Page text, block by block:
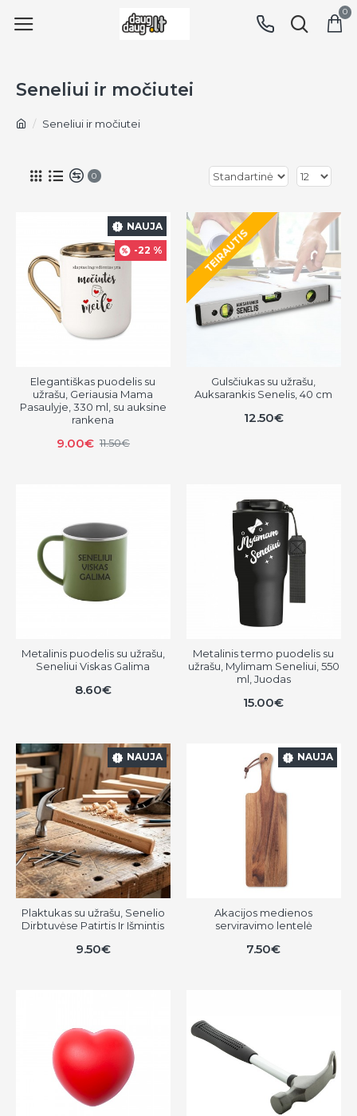
0
Seneliui ir močiutei
Seneliui ir močiutei
0
NAUJA
-22 %
Elegantiškas puodelis su
užrašu, Geriausia Mama
Pasaulyje, 330 ml, su auksine
rankena
9.00€ 11.50€
TEIRAUTIS
Gulsčiukas su užrašu,
Auksarankis Senelis, 40 cm
12.50€
Metalinis puodelis su užrašu,
Seneliui Viskas Galima
8.60€
Metalinis termo puodelis su
užrašu, Mylimam Seneliui, 550
ml, Juodas
15.00€
NAUJA
Plaktukas su užrašu, Senelio
Dirbtuvėse Patirtis Ir Išmintis
9.50€
NAUJA
Akacijos medienos
serviravimo lentelė
7.50€